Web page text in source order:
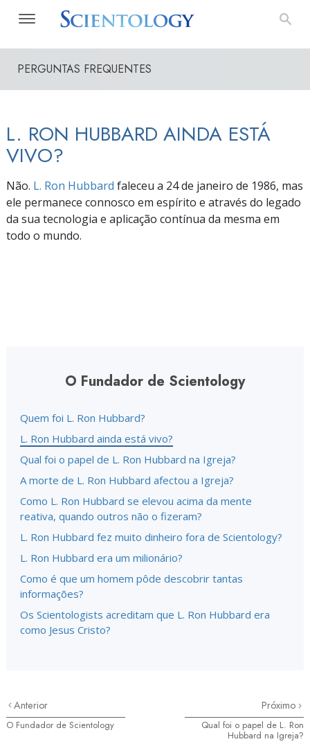
PERGUNTAS FREQUENTES
L. RON HUBBARD AINDA ESTÁ
VIVO?
Não. L. Ron Hubbard faleceu a 24 de janeiro de 1986, mas
ele permanece connosco em espírito e através do legado
da sua tecnologia e aplicação contínua da mesma em
todo o mundo.
O Fundador de Scientology
Quem foi L. Ron Hubbard?
L. Ron Hubbard ainda está vivo?
Qual foi o papel de L. Ron Hubbard na Igreja?
A morte de L. Ron Hubbard afectou a Igreja?
Como L. Ron Hubbard se elevou acima da mente
reativa, quando outros não o fizeram?
L. Ron Hubbard fez muito dinheiro fora de Scientology?
L. Ron Hubbard era um milionário?
Como é que um homem pôde descobrir tantas
informações?
Os Scientologists acreditam que L. Ron Hubbard era
como Jesus Cristo?
Anterior
O Fundador de Scientology
Próximo
Qual foi o papel de L. Ron
Hubbard na Igreja?